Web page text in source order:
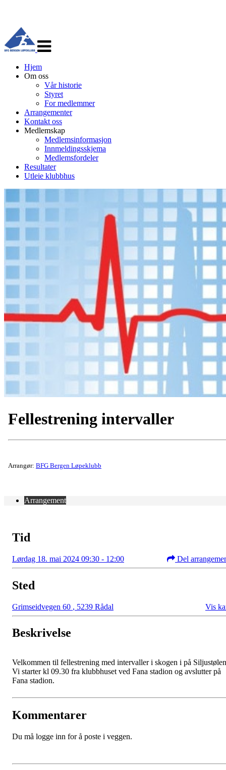
navigasjon
Hjem
Om oss
Vår historie
Styret
For medlemmer
Arrangementer
Kontakt oss
Medlemskap
Medlemsinformasjon
Innmeldingsskjema
Medlemsfordeler
Resultater
Utleie klubbhus
Fellestrening intervaller
Arrangør: BFG Bergen Løpeklubb
Arrangement
Tid
Lørdag 18. mai 2024 09:30 - 12:00 Del
Sted
Grimseidvegen 60 , 5239 Rådal Vis
Beskrivelse
Velkommen til fellestrening med intervaller i skogen i på
Vi starter kl 09.30 fra klubbhuset ved Fana stadion og avslutter på
Fana stadion.
Kommentarer
Du må logge inn for å poste i veggen.